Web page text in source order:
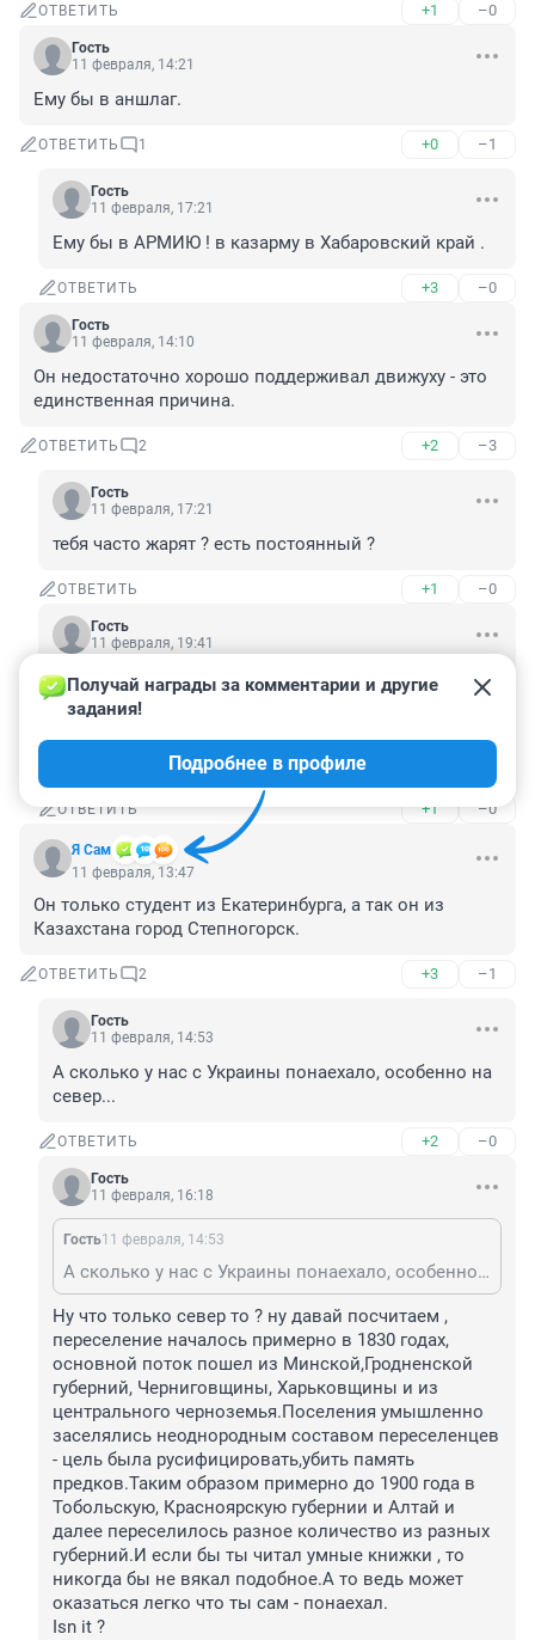
ОТВЕТИТЬ +1 –0
Гость
11 февраля, 14:21
Ему бы в аншлаг.
ОТВЕТИТЬ 1 +0 –1
Гость
11 февраля, 17:21
Ему бы в АРМИЮ ! в казарму в Хабаровский край .
ОТВЕТИТЬ +3 –0
Гость
11 февраля, 14:10
Он недостаточно хорошо поддерживал движуху - это
единственная причина.
ОТВЕТИТЬ 2 +2 –3
Гость
11 февраля, 17:21
тебя часто жарят ? есть постоянный ?
ОТВЕТИТЬ +1 –0
Гость
11 февраля, 19:41
Гость11 февраля, 17:21
тебя часто жарят ? есть постоянный ?
фу, уйди противный.
ОТВЕТИТЬ +1 –0
Я Сам
Получай награды за комментарии и другие
задания!
Подробнее в профиле
11 февраля, 13:47
Он только студент из Екатеринбурга, а так он из
Казахстана город Степногорск.
ОТВЕТИТЬ 2 +3 –1
Гость
11 февраля, 14:53
А сколько у нас с Украины понаехало, особенно на
север...
ОТВЕТИТЬ +2 –0
Гость
11 февраля, 16:18
Гость11 февраля, 14:53
А сколько у нас с Украины понаехало, особенно на север...
Ну что только север то ? ну давай посчитаем ,
переселение началось примерно в 1830 годах,
основной поток пошел из Минской,Гродненской
губерний, Черниговщины, Харьковщины и из
центрального черноземья.Поселения умышленно
заселялись неоднородным составом переселенцев
- цель была русифицировать,убить память
предков.Таким образом примерно до 1900 года в
Тобольскую, Красноярскую губернии и Алтай и
далее переселилось разное количество из разных
губерний.И если бы ты читал умные книжки , то
никогда бы не вякал подобное.А то ведь может
оказаться легко что ты сам - понаехал.
Isn it ?